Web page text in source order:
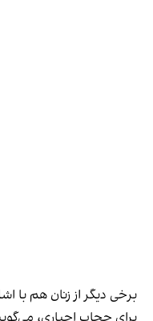
برخی دیگر از زنان هم با